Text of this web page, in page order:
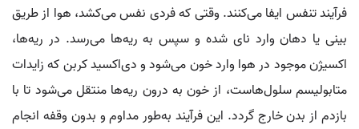
فرآیند تنفس ایفا می‌کنند. وقتی که فردی نفس می‌کشد، هوا از طریق
بینی یا دهان وارد نای شده و سپس به ریه‌ها می‌رسد. در ریه‌ها،
اکسیژن موجود در هوا وارد خون می‌شود و دی‌اکسید کربن که زایدات
متابولیسم سلول‌هاست، از خون به درون ریه‌ها منتقل می‌شود تا با
بازدم از بدن خارج گردد. این فرآیند به‌طور مداوم و بدون وقفه انجام